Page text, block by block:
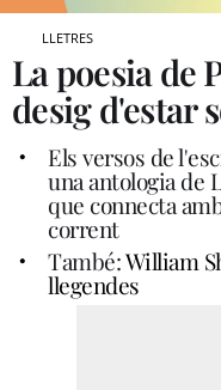
LLETRES
La poesia de
desig d'estar
Els versos de
una antologia de
que connecta
corrent
També:William
llegendes